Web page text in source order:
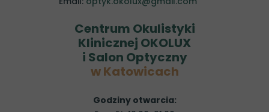
Centrum Okulistyki
Klinicznej OKOLUX
i Salon Optyczny
w Katowicach
Godziny otwarcia: